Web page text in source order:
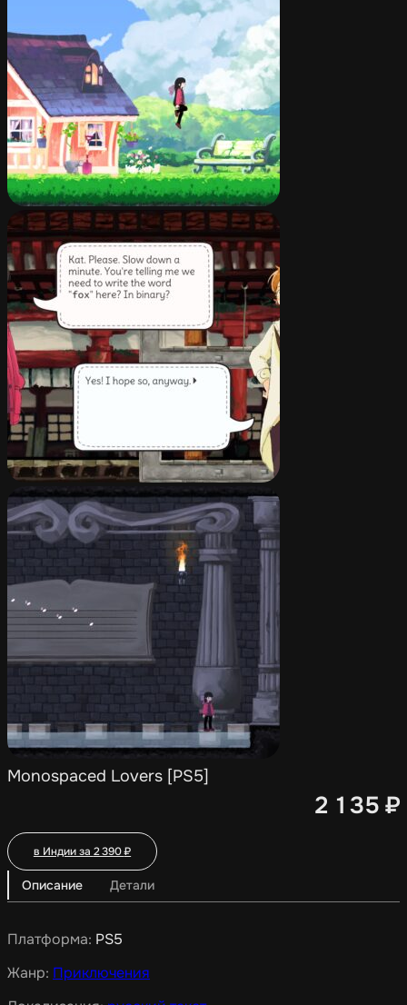
Monospaced Lovers [PS5]
2 135 ₽
в Индии за 2 390₽
Описание Детали
Платформа: PS5
Жанр: Приключения